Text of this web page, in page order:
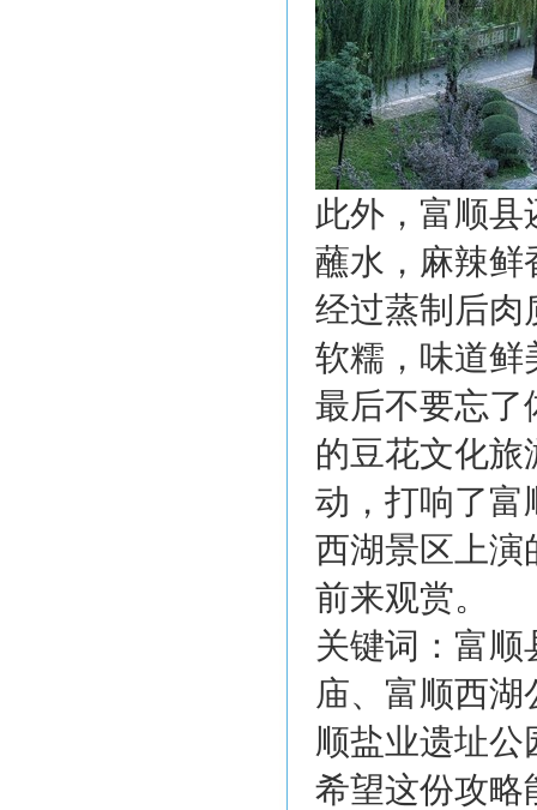
此外，富顺
蘸水，麻辣鲜
经过蒸制后肉
软糯，味道鲜
最后不要忘了
的豆花文化旅
动，打响了富
西湖景区上演
前来观赏。
关键词：富
庙、富顺西
顺盐业遗址
希望这份攻略